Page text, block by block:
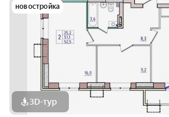
новостройка
3D-тур